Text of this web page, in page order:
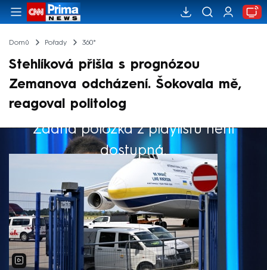
Domů Pořady 360°
Stehlíková přišla s prognózou
Zemanova odcházení. Šokovala mě,
reagoval politolog
Žádná položka z playlistu není
dostupná.
Výběr redakce